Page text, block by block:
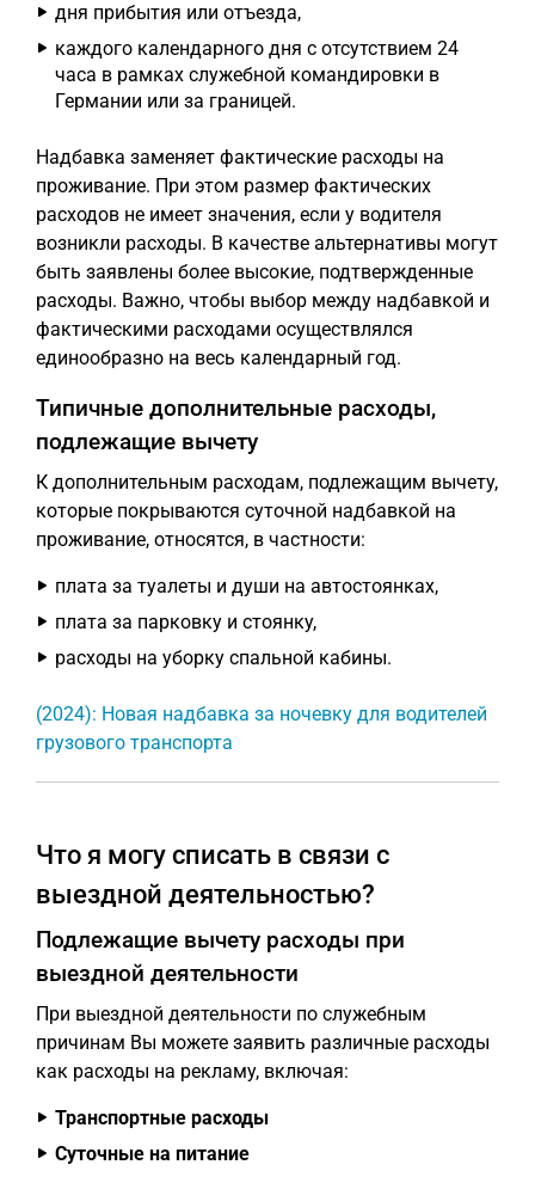
дня прибытия или отъезда,
каждого календарного дня с отсутствием 24
часа в рамках служебной командировки в
Германии или за границей.
Надбавка заменяет фактические расходы на
проживание. При этом размер фактических
расходов не имеет значения, если у водителя
возникли расходы. В качестве альтернативы могут
быть заявлены более высокие, подтвержденные
расходы. Важно, чтобы выбор между надбавкой и
фактическими расходами осуществлялся
единообразно на весь календарный год.
Типичные дополнительные расходы,
подлежащие вычету
К дополнительным расходам, подлежащим вычету,
которые покрываются суточной надбавкой на
проживание, относятся, в частности:
плата за туалеты и души на автостоянках,
плата за парковку и стоянку,
расходы на уборку спальной кабины.
(2024): Новая надбавка за ночевку для водителей
грузового транспорта
Что я могу списать в связи с
выездной деятельностью?
Подлежащие вычету расходы при
выездной деятельности
При выездной деятельности по служебным
причинам Вы можете заявить различные расходы
как расходы на рекламу, включая:
Транспортные расходы
Суточные на питание